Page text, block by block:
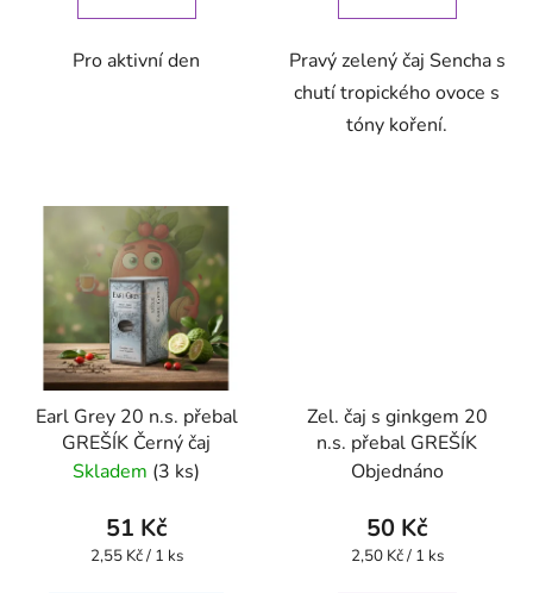
Pro aktivní den
Pravý zelený čaj Sencha s
chutí tropického ovoce s
tóny koření.
Earl Grey 20 n.s. přebal
GREŠÍK Černý čaj
Skladem (3 ks)
51 Kč
Měrná
2,55 Kč / 1 ks
Zel. čaj s ginkgem 20
n.s. přebal GREŠÍK
Objednáno
50 Kč
Měrná
2,50 Kč / 1 ks